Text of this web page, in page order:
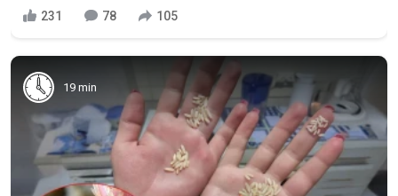
231 78 105
19 min